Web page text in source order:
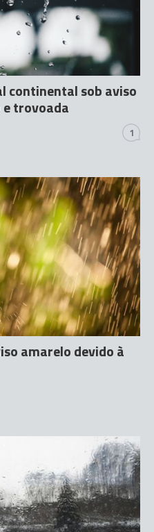
continental sob aviso
trovoada
1
amarelo devido à